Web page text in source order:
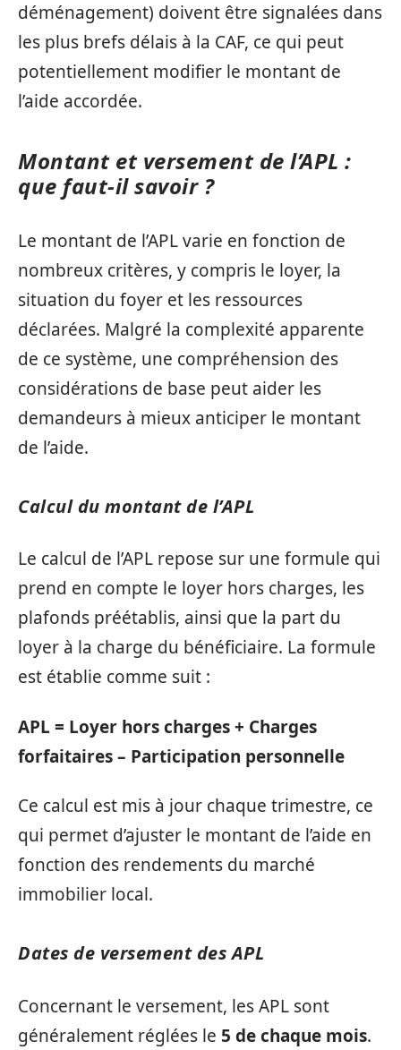
déménagement) doivent être signalées dans
les plus brefs délais à la CAF, ce qui peut
potentiellement modifier le montant de
l’aide accordée.
Montant et versement de l’APL :
que faut-il savoir ?
Le montant de l’APL varie en fonction de
nombreux critères, y compris le loyer, la
situation du foyer et les ressources
déclarées. Malgré la complexité apparente
de ce système, une compréhension des
considérations de base peut aider les
demandeurs à mieux anticiper le montant
de l’aide.
Calcul du montant de l’APL
Le calcul de l’APL repose sur une formule qui
prend en compte le loyer hors charges, les
plafonds préétablis, ainsi que la part du
loyer à la charge du bénéficiaire. La formule
est établie comme suit :
APL = Loyer hors charges + Charges
forfaitaires – Participation personnelle
Ce calcul est mis à jour chaque trimestre, ce
qui permet d’ajuster le montant de l’aide en
fonction des rendements du marché
immobilier local.
Dates de versement des APL
Concernant le versement, les APL sont
généralement réglées le 5 de chaque mois.